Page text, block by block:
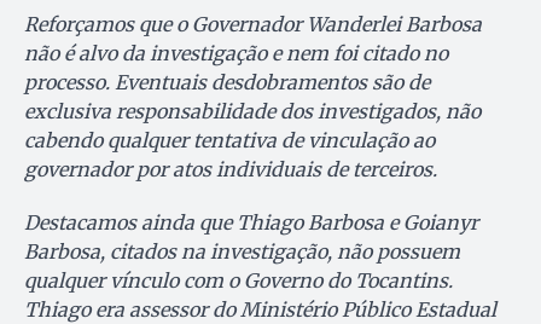
Reforçamos que o Governador Wanderlei Barbosa
não é alvo da investigação e nem foi citado no
processo. Eventuais desdobramentos são de
exclusiva responsabilidade dos investigados, não
cabendo qualquer tentativa de vinculação ao
governador por atos individuais de terceiros.
Destacamos ainda que Thiago Barbosa e Goianyr
Barbosa, citados na investigação, não possuem
qualquer vínculo com o Governo do Tocantins.
Thiago era assessor do Ministério Público Estadual